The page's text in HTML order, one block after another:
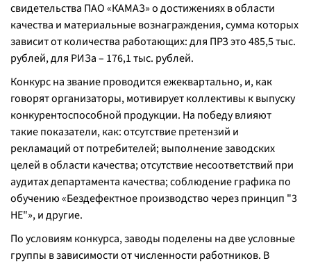
свидетельства ПАО «КАМАЗ» о достижениях в области
качества и материальные вознаграждения, сумма которых
зависит от количества работающих: для ПРЗ это 485,5 тыс.
рублей, для РИЗа – 176,1 тыс. рублей.
Конкурс на звание проводится ежеквартально, и, как
говорят организаторы, мотивирует коллективы к выпуску
конкурентоспособной продукции. На победу влияют
такие показатели, как: отсутствие претензий и
рекламаций от потребителей; выполнение заводских
целей в области качества; отсутствие несоответствий при
аудитах департамента качества; соблюдение графика по
обучению «Бездефектное производство через принцип "3
НЕ"», и другие.
По условиям конкурса, заводы поделены на две условные
группы в зависимости от численности работников. В